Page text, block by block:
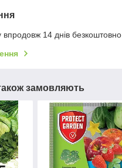
14 днів безкоштовно
замовляють